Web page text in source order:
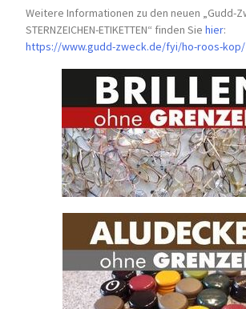
Weitere Informationen zu den neuen „Gudd-
STERNZEICHEN-ETIKETTEN“ finden Siehier:
https://www.gudd-zweck.de/fyi/ho-roos-kop/